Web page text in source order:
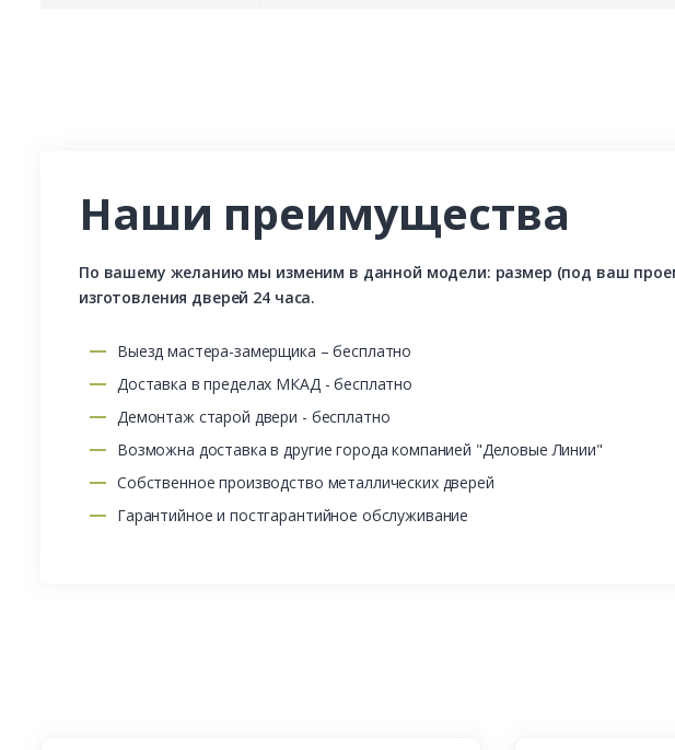
Наши преимущества
По вашему желанию мы изменим в данной модели: размер (под ваш
изготовления дверей 24 часа.
Выезд мастера-замерщика – бесплатно
Доставка в пределах МКАД - бесплатно
Демонтаж старой двери - бесплатно
Возможна доставка в другие города компанией "Деловые Линии"
Собственное производство металлических дверей
Гарантийное и постгарантийное обслуживание